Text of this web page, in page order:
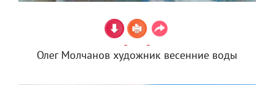
Олег Молчанов художник весенние воды